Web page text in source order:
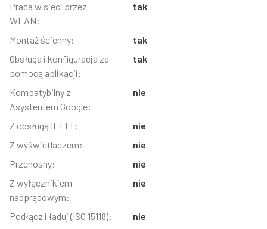
Praca w sieci przez
WLAN:
tak
Montaż ścienny:
tak
Obsługa i konfiguracja za
pomocą aplikacji:
tak
Kompatybilny z
Asystentem Google:
nie
Z obsługą IFTTT:
nie
Z wyświetlaczem:
nie
Przenośny:
nie
Z wyłącznikiem
nadprądowym:
nie
Podłącz i ładuj (ISO 15118):
nie